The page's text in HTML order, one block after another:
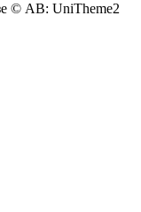
© AB: UniTheme2